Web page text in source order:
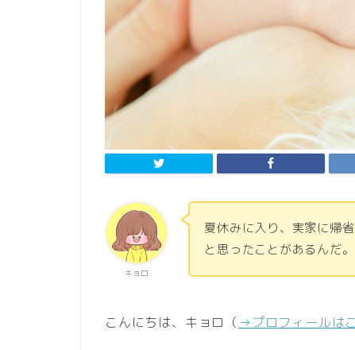
キョロ
夏休みに入り、実家に帰
と思ったことがあるんだ。
こんにちは、キョロ（ →プロフィールは